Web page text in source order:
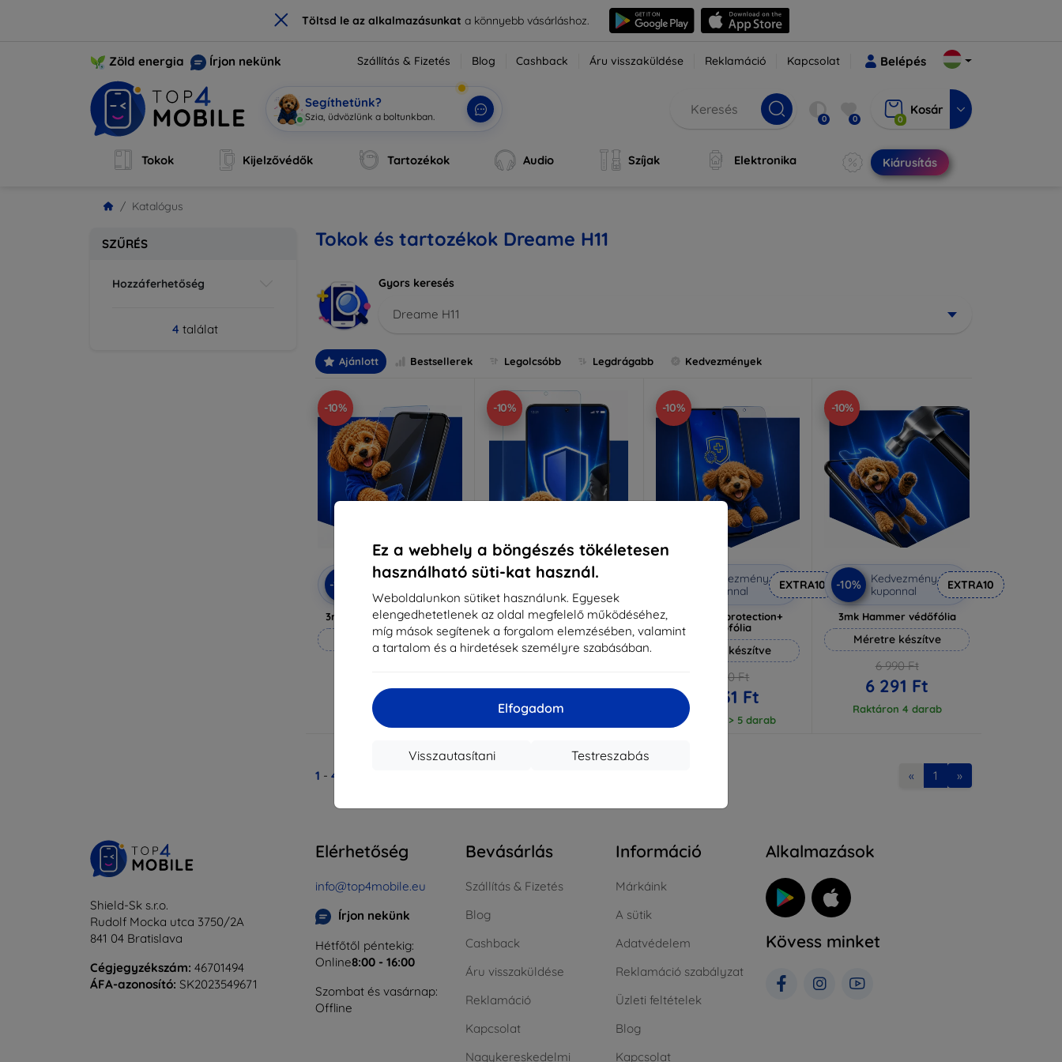
× Töltsd le az alkalmazásunkata könnyebb vásárláshoz.
Ez a webhely a böngészés tökéletesen
használható süti-kat használ.
Weboldalunkon sütiket használunk. Egyesek
elengedhetetlenek az oldal megfelelő működéséhez,
míg mások segítenek a forgalom elemzésében, valamint
a tartalom és a hirdetések személyre szabásában.
Elfogadom
Testreszabás
Visszautasítani
Zöld energia Írjon nekünk Szállítás & Fizetés Blog Cashback Áru visszaküldése Reklamáció Kapcsolat Belépés
Segíthetünk?
Szia, | 0 0 0
Kosár
Tokok Kijelzővédők Tartozékok Audio Szíjak Elektronika Kiárusítás
Katalógus
SZŰRÉS
Hozzáferhetőség
4 találat
Tokok és tartozékok Dreame H11
Gyors keresés
Dreame H11
Ajánlott Bestsellerek Legolcsóbb Legdrágabb Kedvezmények
-10%
-10%
Kedvezmény
kuponnal
3mk Anti-Shock védőüveg
Méretre készítve
5 301 Ft
Raktáron > 5 darab
-10%
Kedvezmény
kuponnal
3mk Pure Matt védőüveg
Méretre készítve
3 951 Ft
Raktáron > 5 darab
-10%
Kedvezmény
kuponnal
EXTRA10
3mk Silverprotection+
védőfólia
Méretre készítve
6 590 Ft
5 931 Ft
Raktáron > 5 darab
-10%
-10%
Kedvezmény
kuponnal
EXTRA10
3mk Hammer védőfólia
Méretre készítve
6 990 Ft
6 291 Ft
Raktáron 4 darab
1 - 4 « 1 »
Shield-Sk s.r.o.
Rudolf Mocka utca 3750/2A
841 04 Bratislava
Cégjegyzékszám: 46701494
ÁFA-azonosító: SK2023549671
Elérhetőség
info@top4mobile.eu
Írjon nekünk
Hétfőtől péntekig:
Online8:00 - 16:00
Szombat és vasárnap:
Offline
Bevásárlás
Szállítás & Fizetés
Blog
Cashback
Áru visszaküldése
Reklamáció
Kapcsolat
Nagykereskedelmi
Információ
Márkáink
A sütik
Adatvédelem
Reklamáció szabályzat
Üzleti feltételek
Blog
Kapcsolat
Alkalmazások
Kövess minket